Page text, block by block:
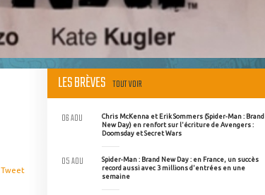
Tweet
LES BRÈVES TOUT VOIR
Chris McKenna et Erik Sommers (Spider-Man : Brand
New Day) en renfort sur l'écriture de Avengers :
Doomsday et Secret Wars
06 AOU
Spider-Man : Brand New Day : en France, un succès
record aussi avec 3 millions d'entrées en une
semaine
05 AOU